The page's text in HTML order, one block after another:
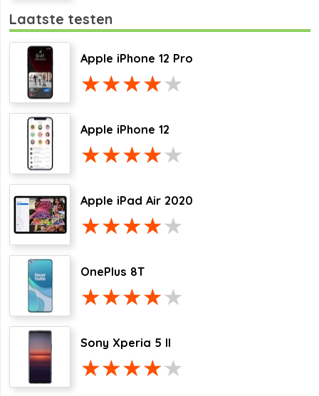
Laatste testen
Apple iPhone 12 Pro
Apple iPhone 12
Apple iPad Air 2020
OnePlus 8T
Sony Xperia 5 II